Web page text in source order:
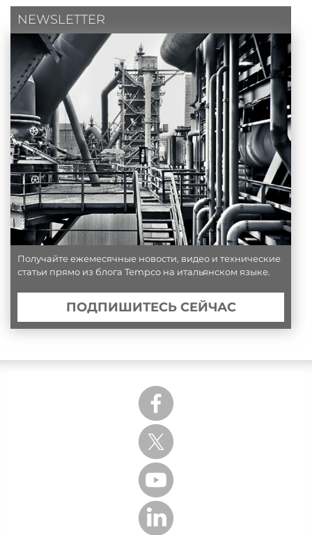
NEWSLETTER
Получайте ежемесячные новости, видео и технические
статьи прямо из блога Tempco на итальянском языке.
ПОДПИШИТЕСЬ СЕЙЧАС